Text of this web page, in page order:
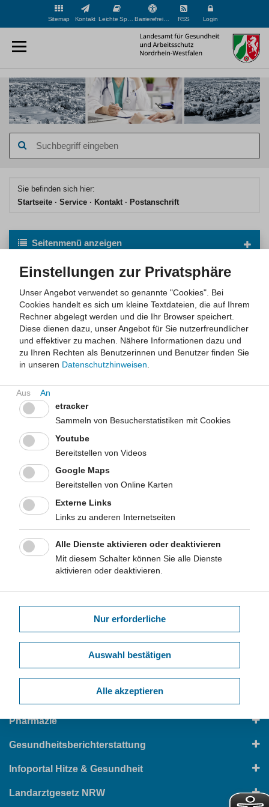
Sitemap Kontakt Barrierefreiheit RSS Login
Sie befinden sich hier:
Startseite
Service Kontakt Postanschrift
Seitenmenü anzeigen
Postanschrift für das Auswahlverfahren
nach dem Landarztgesetz Nordrhein-
Westfalen
Landesamt für Gesundheit und Arbeitsschutz NRW
- Auswahlverfahren Landarztgesetz NRW -
Gesundheitscampus 10
44801 Bochum
Zuschriften können unter der o. g. Anschrift selbstverständlich
auch persönlich in den Briefkasten des LfGA NRW eingeworfen
oder werktags zwischen 6 Uhr und 20 Uhr am Empfang
abgegeben werden.
Kurzlink dieser Seite:www.lzg.nrw.de/10387181
Unsere Themen im Überblick
Suchbegriff
Pharmazie
Gesundheitsberichterstattung
Infoportal Hitze & Gesundheit
Landarztgesetz NRW
Einstellungen zur Privatsphäre
Unser Angebot verwendet so genannte "Cookies". Bei
Cookies handelt es sich um kleine Textdateien, die auf Ihrem
Rechner abgelegt werden und die Ihr Browser speichert.
Diese dienen dazu, unser Angebot für Sie nutzerfreundlicher
und effektiver zu machen.
Nähere Informationen dazu und
zu Ihren Rechten als Benutzerinnen und Benutzer finden Sie
in unseren Datenschutzhinweisen
etracker
Sammeln von Besucherstatistiken mit Cookies
Youtube
Bereitstellen von Videos
Google Maps
Bereitstellen von Online Karten
Externe Links
Links zu anderen Internetseiten
Alle Dienste aktivieren oder deaktivieren
Mit diesem Schalter können Sie alle Dienste
aktivieren oder deaktivieren.
Nur erforderliche
Auswahl bestätigen
Alle akzeptieren